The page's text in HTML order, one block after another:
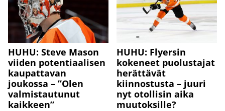
HUHU: Steve Mason
viiden potentiaalisen
kaupattavan
joukossa – ”Olen
valmistautunut
kaikkeen”
HUHU: Flyersin
kokeneet puolustajat
herättävät
kiinnostusta – juuri
nyt otollisin aika
muutoksille?